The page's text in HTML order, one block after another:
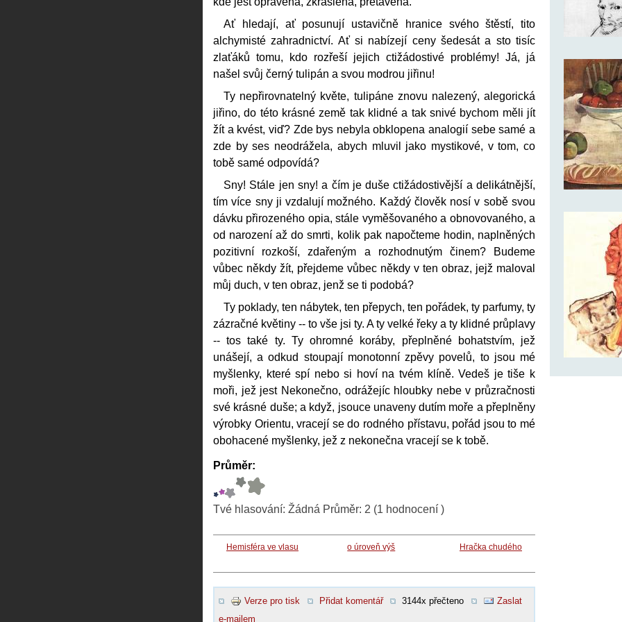
Ať hledají, ať posunují ustavičně hranice svého štěstí, tito
alchymisté zahradnictví. Ať si nabízejí ceny šedesát a sto tisíc
zlaťáků tomu, kdo rozřeší jejich ctižádostivé problémy! Já, já
našel svůj černý tulipán a svou modrou jiřinu!
Ty nepřirovnatelný květe, tulipáne znovu nalezený, alegorická
jiřino, do této krásné země tak klidné a tak snivé bychom měli jít
žít a kvést, viď? Zde bys nebyla obklopena analogií sebe samé a
zde by ses neodrážela, abych mluvil jako mystikové, v tom, co
tobě samé odpovídá?
Sny! Stále jen sny! a čím je duše ctižádostivější a delikátnější,
tím více sny ji vzdalují možného. Každý člověk nosí v sobě svou
dávku přirozeného opia, stále vyměšovaného a obnovovaného, a
od narození až do smrti, kolik pak napočteme hodin, naplněných
pozitivní rozkoší, zdařeným a rozhodnutým činem? Budeme
vůbec někdy žít, přejdeme vůbec někdy v ten obraz, jejž maloval
můj duch, v ten obraz, jenž se ti podobá?
Ty poklady, ten nábytek, ten přepych, ten pořádek, ty parfumy, ty
zázračné květiny -- to vše jsi ty. A ty velké řeky a ty klidné průplavy
-- tos také ty. Ty ohromné koráby, přeplněné bohatstvím, jež
unášejí, a odkud stoupají monotonní zpěvy povelů, to jsou mé
myšlenky, které spí nebo si hoví na tvém klíně. Vedeš je tiše k
moři, jež jest Nekonečno, odrážejíc hloubky nebe v průzračnosti
své krásné duše; a když, jsouce unaveny dutím moře a přeplněny
výrobky Orientu, vracejí se do rodného přístavu, pořád jsou to mé
obohacené myšlenky, jež z nekonečna vracejí se k tobě.
Průměr:
Tvé hlasování: Žádná Průměr: 2 (1 hodnocení )
Hemisféra ve vlasu o úroveň výš Hračka chudého
Verze pro tisk Přidat komentář 3144x přečteno
Zaslat
e-mailem